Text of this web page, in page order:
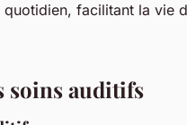
facilitant la vie
soins auditifs